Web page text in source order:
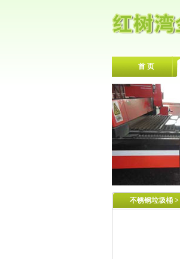
首 页
不锈钢垃圾桶 >